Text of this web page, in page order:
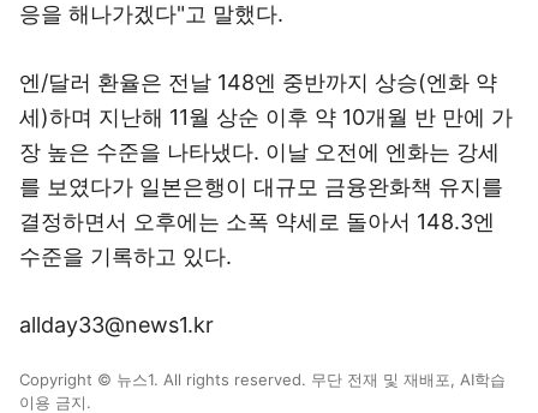
응을 해나가겠다"고 말했다.
엔/달러 환율은 전날 148엔 중반까지 상승(엔화 약
세)하며 지난해 11월 상순 이후 약 10개월 반 만에 가
장 높은 수준을 나타냈다. 이날 오전에 엔화는 강세
를 보였다가 일본은행이 대규모 금융완화책 유지를
결정하면서 오후에는 소폭 약세로 돌아서 148.3엔
수준을 기록하고 있다.
allday33@news1.kr
Copyright © 뉴스1. All rights reserved. 무단 전재 및 재배포, AI학습
이용 금지.